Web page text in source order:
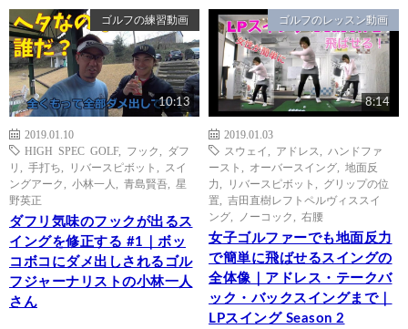
ゴルフの練習動画
10:13
2019.01.10
HIGH SPEC GOLF, フック
ダフ
リ
手打ち リバースピボット
スイ
ングアーク
小林一人 青島賢吾
星
野英正
ダフリ気味のフックが出るス
イングを修正する #1｜ボッ
コボコにダメ出しされるゴル
フジャーナリストの小林一人
さん
ゴルフのレッスン動画
8:14
2019.01.03
スウェイ
アドレス
ハンドファ
ースト
オーバースイング
地面反
力
リバースピボット
グリップの位
置
吉田直樹レフトペルヴィススイ
ング
ノーコック 右腰
女子ゴルファーでも地面反力
で簡単に飛ばせるスイングの
全体像｜アドレス・テークバ
ック・バックスイングまで｜
LPスイング Season 2